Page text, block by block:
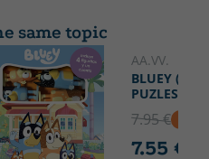
same topic
AA.VV.
BLUEY
PUZLES)
7.95 €
7.55 €